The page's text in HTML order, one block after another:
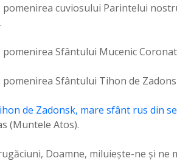
pomenirea cuviosului Parintelui
Sfântului Mucenic
pomenirea Sfântului Tihon de
de Zadonsk, mare sfânt rus din
(Muntele Atos).
Doamne, miluieşte-ne şi ne